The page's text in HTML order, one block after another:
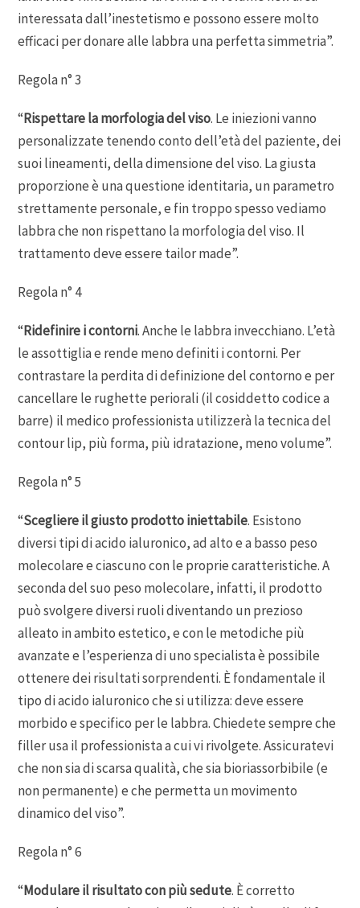
interessata dall’inestetismo e possono essere molto
efficaci per donare alle labbra una perfetta simmetria”.
Regola n° 3
“Rispettare la morfologia del viso. Le iniezioni vanno
personalizzate tenendo conto dell’età del paziente, dei
suoi lineamenti, della dimensione del viso. La giusta
proporzione è una questione identitaria, un parametro
strettamente personale, e fin troppo spesso vediamo
labbra che non rispettano la morfologia del viso. Il
trattamento deve essere tailor made”.
Regola n° 4
“Ridefinire i contorni. Anche le labbra invecchiano. L’età
le assottiglia e rende meno definiti i contorni. Per
contrastare la perdita di definizione del contorno e per
cancellare le rughette periorali (il cosiddetto codice a
barre) il medico professionista utilizzerà la tecnica del
contour lip, più forma, più idratazione, meno volume”.
Regola n° 5
“Scegliere il giusto prodotto iniettabile. Esistono
diversi tipi di acido ialuronico, ad alto e a basso peso
molecolare e ciascuno con le proprie caratteristiche. A
seconda del suo peso molecolare, infatti, il prodotto
può svolgere diversi ruoli diventando un prezioso
alleato in ambito estetico, e con le metodiche più
avanzate e l’esperienza di uno specialista è possibile
ottenere dei risultati sorprendenti. È fondamentale il
tipo di acido ialuronico che si utilizza: deve essere
morbido e specifico per le labbra. Chiedete sempre che
filler usa il professionista a cui vi rivolgete. Assicuratevi
che non sia di scarsa qualità, che sia bioriassorbibile (e
non permanente) e che permetta un movimento
dinamico del viso”.
Regola n° 6
“Modulare il risultato con più sedute. È corretto